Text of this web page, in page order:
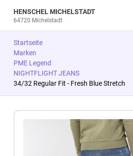
HENSCHEL MICHELSTADT
64720 Michelstadt
Startseite
Marken
PME Legend
NIGHTFLIGHT JEANS
34/32 Regular Fit - Fresh Blue Stretch
Zum Produkt springen
Zur Produktbeschreibung springen